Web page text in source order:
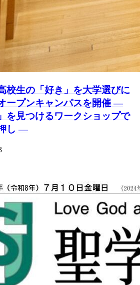
校生の「好き」を大学選びに
ープンキャンパスを開催 ―
を見つけるワークショップで
し ―